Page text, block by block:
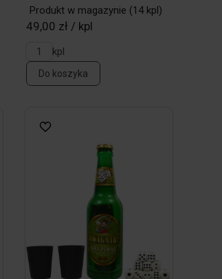
Produkt w magazynie (14 kpl)
49,00 zł / kpl
kpl
Do koszyka